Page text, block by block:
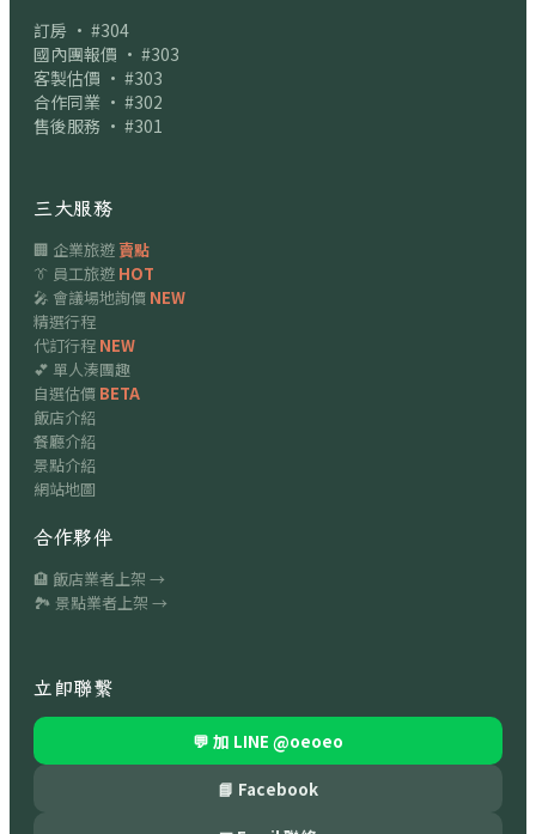
訂房 · #304
國內團報價 · #303
客製估價 · #303
合作同業 · #302
售後服務 · #301
三大服務
🏢 企業旅遊賣點
👔 員工旅遊 HOT
🎤 會議場地詢價 NEW
精選行程
代訂行程 NEW
💕 單人湊團趣
自選估價 BETA
飯店介紹
餐廳介紹
景點介紹
網站地圖
合作夥伴
🏨 飯店業者上架 →
🏞 景點業者上架 →
立即聯繫
💬 加 LINE @oeoeo
📘 Facebook